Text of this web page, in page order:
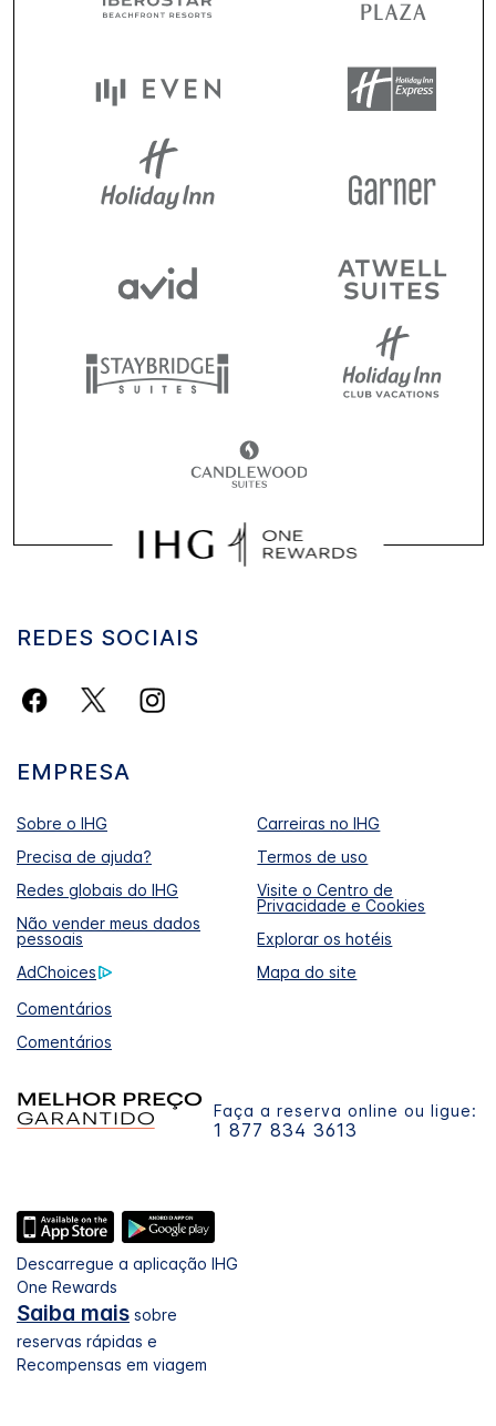
REDES SOCIAIS
EMPRESA
Sobre o IHG
Carreiras no IHG
Precisa de ajuda?
Termos de uso
Redes globais do IHG
Visite o Centro de
Privacidade e Cookies
Não vender meus dados
pessoais
Explorar os hotéis
AdChoices
Mapa do site
Comentários
Comentários
Faça a reserva online ou ligue:
1 877 834 3613
Descarregue a aplicação IHG
One Rewards
Saiba mais sobre
reservas rápidas e
Recompensas em viagem